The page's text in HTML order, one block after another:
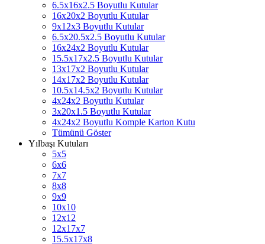
6.5x16x2.5 Boyutlu Kutular
16x20x2 Boyutlu Kutular
9x12x3 Boyutlu Kutular
6.5x20.5x2.5 Boyutlu Kutular
16x24x2 Boyutlu Kutular
15.5x17x2.5 Boyutlu Kutular
13x17x2 Boyutlu Kutular
14x17x2 Boyutlu Kutular
10.5x14.5x2 Boyutlu Kutular
4x24x2 Boyutlu Kutular
3x20x1.5 Boyutlu Kutular
4x24x2 Boyutlu Komple Karton Kutu
Tümünü Göster
Yılbaşı Kutuları
5x5
6x6
7x7
8x8
9x9
10x10
12x12
12x17x7
15.5x17x8